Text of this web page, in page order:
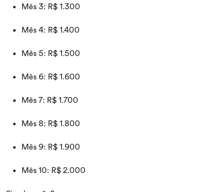
Mês 3: R$ 1.300
Mês 4: R$ 1.400
Mês 5: R$ 1.500
Mês 6: R$ 1.600
Mês 7: R$ 1.700
Mês 8: R$ 1.800
Mês 9: R$ 1.900
Mês 10: R$ 2.000